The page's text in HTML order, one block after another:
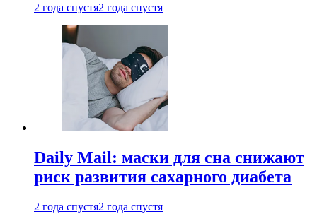
2 года спустя2 года спустя
Daily Mail: маски для сна снижают
риск развития сахарного диабета
2 года спустя2 года спустя